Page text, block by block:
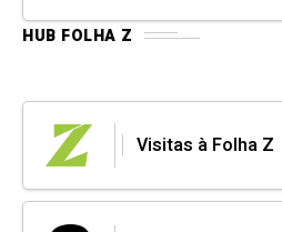
HUB FOLHA Z
Visitas à Folha Z